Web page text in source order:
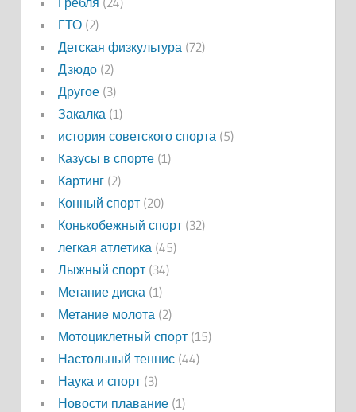
ГТО(2)
Детская физкультура (72)
Дзюдо(2)
Другое(3)
Закалка (1)
история советского спорта (5)
Казусы в спорте(1)
Картинг(2)
Конный спорт(20)
Конькобежный спорт(32)
легкая атлетика (45)
Лыжный спорт(34)
Метание диска (1)
Метание молота (2)
Мотоциклетный спорт(15)
Настольный теннис(44)
Наука и спорт(3)
Новости плавание(1)